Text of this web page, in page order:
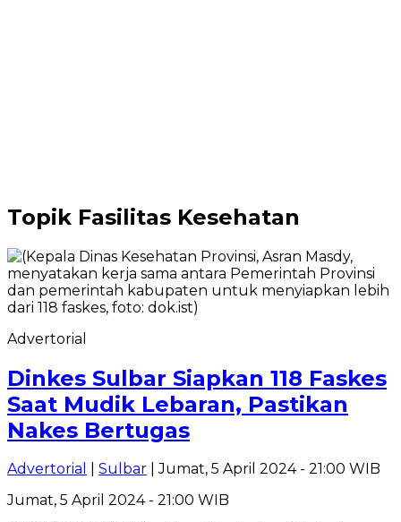
Topik Fasilitas Kesehatan
Advertorial
Dinkes Sulbar Siapkan 118 Faskes
Saat Mudik Lebaran, Pastikan
Nakes Bertugas
Advertorial Sulbar | Jumat, 5 April 2024 - 21:00 WIB
Jumat, 5 April 2024 - 21:00 WIB